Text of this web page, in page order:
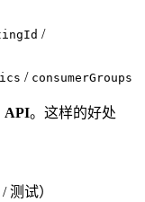
/
/ consumerGroups
API。这样的好处
测试）